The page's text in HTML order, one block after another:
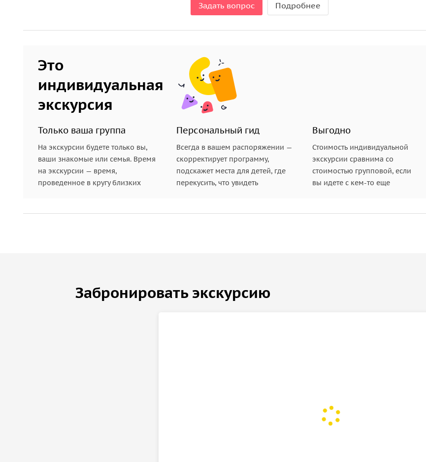
Задать вопрос Подробнее
Это
индивидуальная
экскурсия
Только ваша группа
На экскурсии будете только вы,
ваши знакомые или семья. Время
на экскурсии — время,
проведенное в кругу близких
Персональный гид
Всегда в вашем распоряжении —
скорректирует программу,
подскажет места для детей, где
перекусить, что увидеть
Выгодно
Стоимость индивидуальной
экскурсии сравнима со
стоимостью групповой, если
вы идете с кем-то еще
Забронировать экскурсию